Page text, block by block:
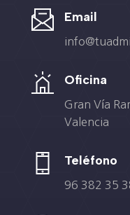
Email
Oficina
Gran Vía
Valencia
Teléfono
96 382 35